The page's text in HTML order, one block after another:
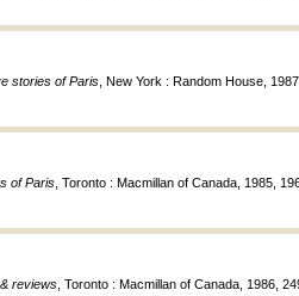
stories of Paris , New York : Random House,
of Paris , Toronto : Macmillan of Canada, 1985,
reviews , Toronto : Macmillan of Canada, 1986,